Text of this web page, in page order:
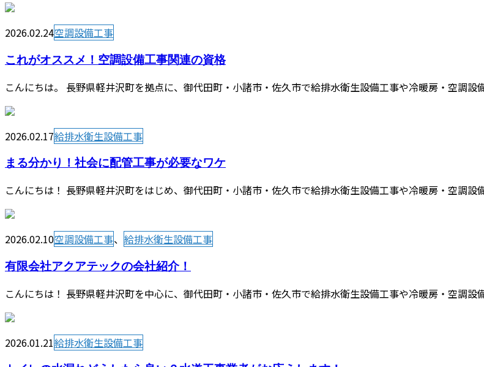
2026.02.24空調設備工事
これがオススメ！空調設備工事関連の資格
こんにちは。 長野県軽井沢町を拠点に、御代田町・小諸市・佐久市で給排水衛生設備工事や冷暖房・空調設
2026.02.17給排水衛生設備工事
まる分かり！社会に配管工事が必要なワケ
こんにちは！ 長野県軽井沢町をはじめ、御代田町・小諸市・佐久市で給排水衛生設備工事や冷暖房・空調設
2026.02.10空調設備工事、 給排水衛生設備工事
有限会社アクアテックの会社紹介！
こんにちは！ 長野県軽井沢町を中心に、御代田町・小諸市・佐久市で給排水衛生設備工事や冷暖房・空調設
2026.01.21給排水衛生設備工事